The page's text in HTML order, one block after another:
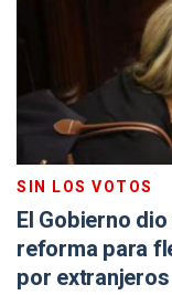
SIN LOS VOTOS
El Gobierno
reforma para
por extranjeros